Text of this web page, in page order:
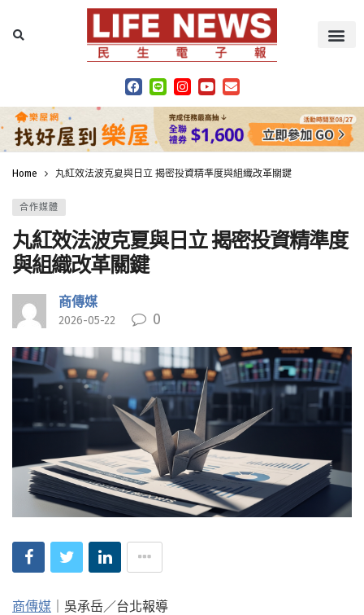
Home 丸紅效法波克夏與日立 揭密投資精準度與組織改革關鍵
合作媒體
丸紅效法波克夏與日立 揭密投資精準度
與組織改革關鍵
商傳媒
2026-05-22 0
商傳媒 ｜吳承岳／台北報導